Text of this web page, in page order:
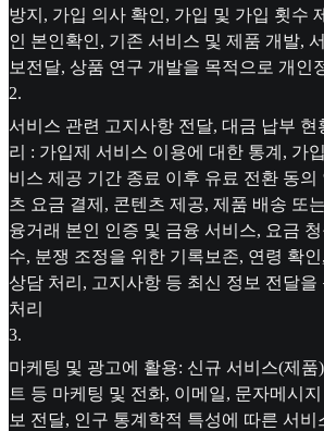
방지, 가입 의사 확인, 가입 및 가입 횟수
인 본인확인, 기존 서비스 및 제품 개발,
보전달, 상품 연구 개발을 목적으로 개인
2.
서비스 관련 고지사항 전달, 대금 납부 현
리 : 가입제 서비스 이용에 대한 통계, 가
비스 제공 기간 종료 이후 유료 전환 동의
츠 요금 결제, 콘텐츠 제공, 제품 배송 또
융거래 본인 인증 및 금융 서비스, 요금
수, 분쟁 조정을 위한 기록보존, 연령 확
상담 처리, 고지사항 등 최신 정보 전달을
처리
3.
마케팅 및 광고에 활용: 신규 서비스(제품
트 등 마케팅 및 전화, 이메일, 문자메시
보 전달, 인구 통계학적 특성에 따른 서